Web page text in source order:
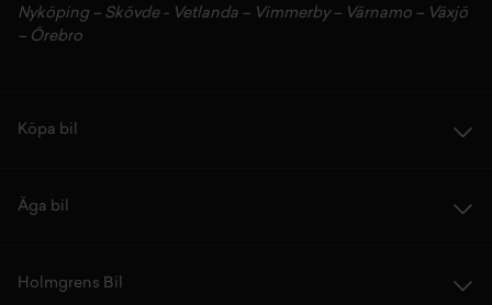
Nyköping– Skövde- Vetlanda – Vimmerby– Värnamo – Växjö
– Örebro
Köpa bil
Äga bil
Holmgrens Bil